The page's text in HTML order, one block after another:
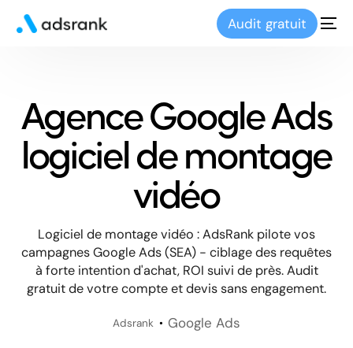
Audit gratuit
Agence Google Ads
logiciel de montage
vidéo
Logiciel de montage vidéo : AdsRank pilote vos
campagnes Google Ads (SEA) - ciblage des requêtes
à forte intention d'achat, ROI suivi de près. Audit
gratuit de votre compte et devis sans engagement.
Adsrank Google Ads